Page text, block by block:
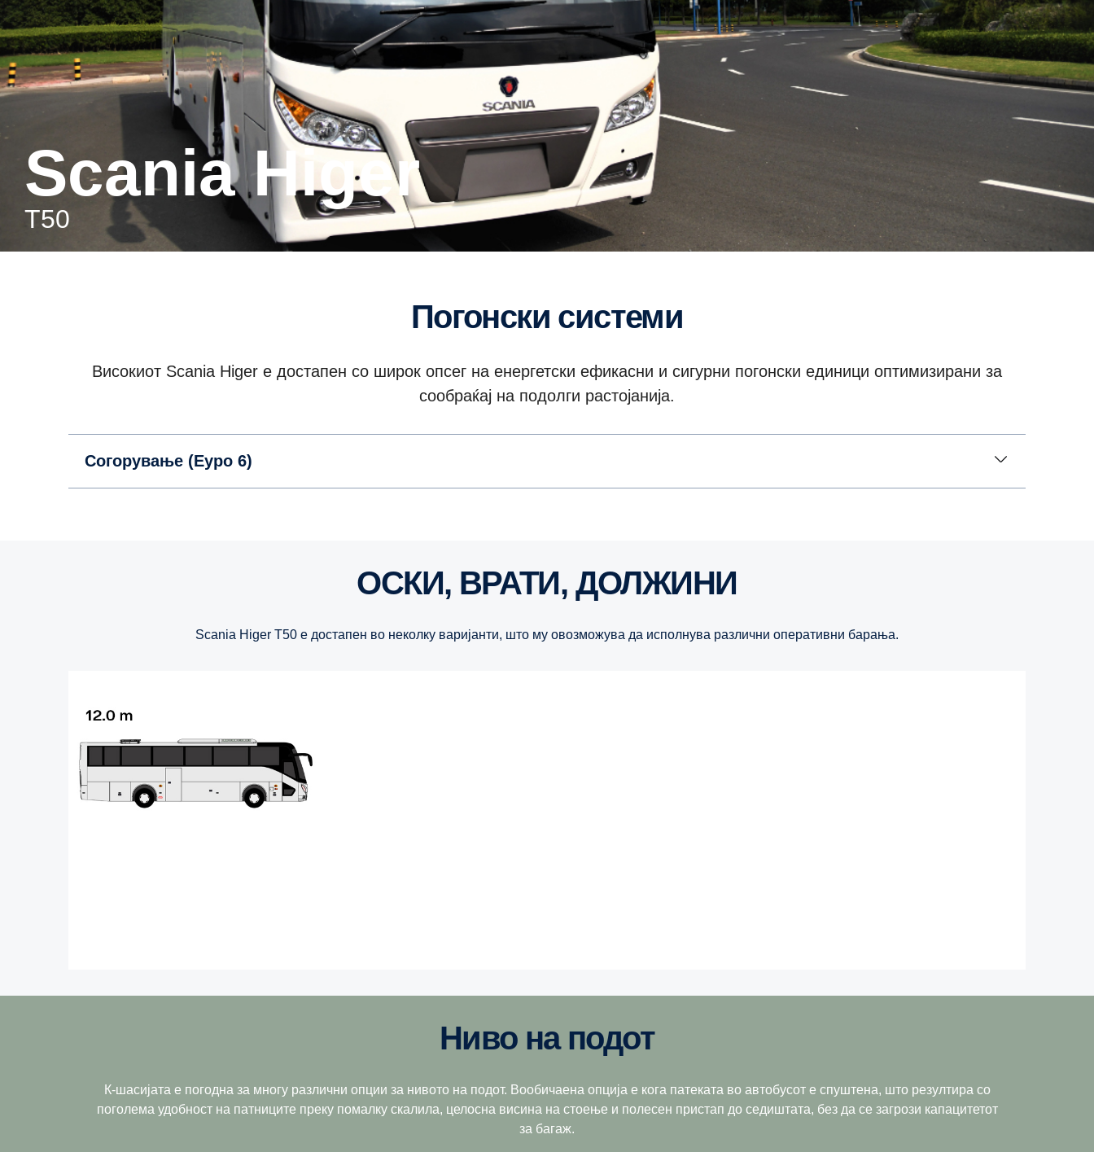
Scania Higer
Т50
Погонски системи
Високиот Scania Higer е достапен со широк опсег на енергетски ефикасни и сигурни погонски единици оптимизирани за
сообраќај на подолги растојанија.
Согорување (Еуро 6)
ОСКИ, ВРАТИ, ДОЛЖИНИ
Scania Higer T50 е достапен во неколку варијанти, што му овозможува да исполнува различни оперативни барања.
Ниво на подот
К-шасијата е погодна за многу различни опции за нивото на подот. Вообичаена опција е кога патеката во автобусот е спуштена, што резултира со
поголема удобност на патниците преку помалку скалила, целосна висина на стоење и полесен пристап до седиштата, без да се загрози капацитетот
за багаж.